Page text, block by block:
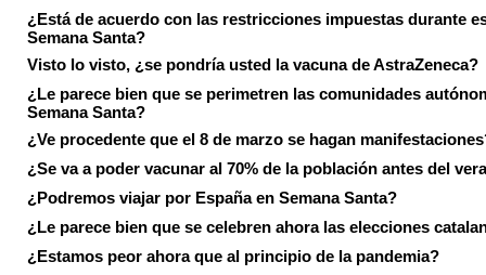
¿Está de acuerdo con las restricciones impuestas durante
Semana Santa?
Visto lo visto, ¿se pondría usted la vacuna de AstraZeneca?
¿Le parece bien que se perimetren las comunidades
Semana Santa?
¿Ve procedente que el 8 de marzo se hagan
¿Se va a poder vacunar al 70% de la población antes del
¿Podremos viajar por España en Semana Santa?
¿Le parece bien que se celebren ahora las elecciones
¿Estamos peor ahora que al principio de la pandemia?